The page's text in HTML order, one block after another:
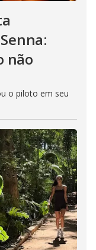
não
o piloto em seu